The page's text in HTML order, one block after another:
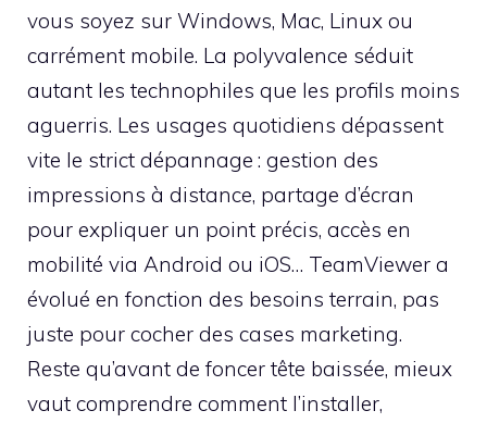
vous soyez sur Windows, Mac, Linux ou
carrément mobile. La polyvalence séduit
autant les technophiles que les profils moins
aguerris. Les usages quotidiens dépassent
vite le strict dépannage : gestion des
impressions à distance, partage d’écran
pour expliquer un point précis, accès en
mobilité via Android ou iOS… TeamViewer a
évolué en fonction des besoins terrain, pas
juste pour cocher des cases marketing.
Reste qu’avant de foncer tête baissée, mieux
vaut comprendre comment l’installer,